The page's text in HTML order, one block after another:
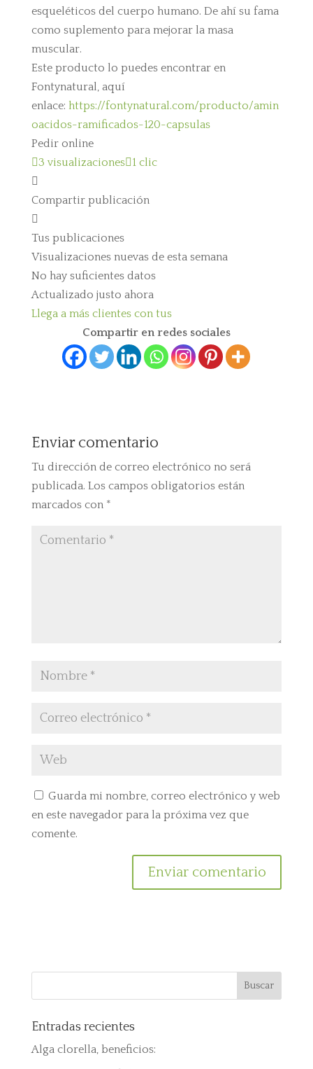
esqueléticos del cuerpo humano. De ahí su fama
como suplemento para mejorar la masa
muscular.
Este producto lo puedes encontrar en
Fontynatural, aquí
enlace: https://fontynatural.com/producto/amin
oacidos-ramificados-120-capsulas
Pedir online
3 visualizaciones1 clic

Compartir publicación

Tus publicaciones
Visualizaciones nuevas de esta semana
No hay suficientes datos
Actualizado justo ahora
Llega a más clientes con tus
Compartir en redes sociales
Enviar comentario
Tu dirección de correo electrónico no será
publicada. Los campos obligatorios están
marcados con *
Guarda mi nombre, correo electrónico y web
en este navegador para la próxima vez que
comente.
Entradas recientes
Alga clorella, beneficios: